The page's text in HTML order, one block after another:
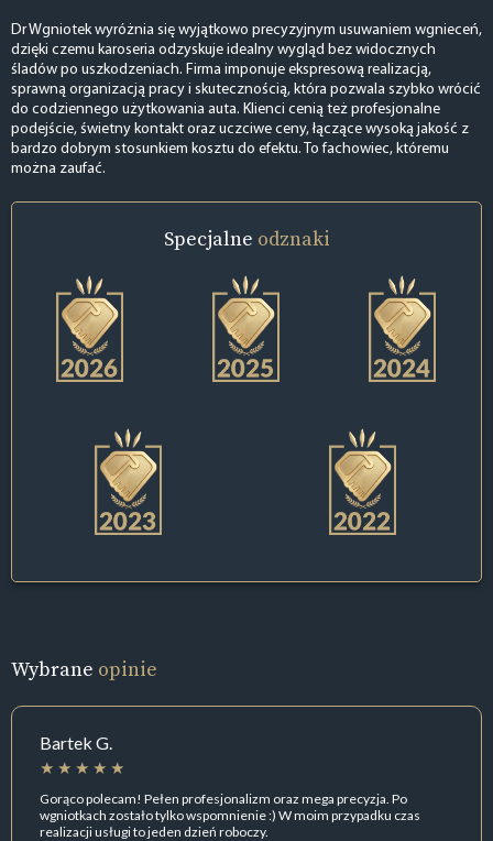
Dr Wgniotek wyróżnia się wyjątkowo precyzyjnym usuwaniem wgnieceń,
dzięki czemu karoseria odzyskuje idealny wygląd bez widocznych
śladów po uszkodzeniach. Firma imponuje ekspresową realizacją,
sprawną organizacją pracy i skutecznością, która pozwala szybko wrócić
do codziennego użytkowania auta. Klienci cenią też profesjonalne
podejście, świetny kontakt oraz uczciwe ceny, łączące wysoką jakość z
bardzo dobrym stosunkiem kosztu do efektu. To fachowiec, któremu
można zaufać.
Specjalne odznaki
Wybrane opinie
Bartek G.
Gorąco polecam! Pełen profesjonalizm oraz mega precyzja. Po
wgniotkach zostało tylko wspomnienie :) W moim przypadku czas
realizacji usługi to jeden dzień roboczy.